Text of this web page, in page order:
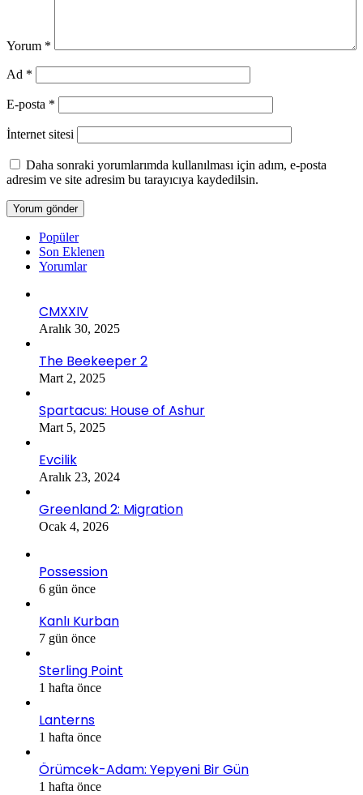
Yorum *
Ad *
E-posta *
İnternet sitesi
Daha sonraki yorumlarımda kullanılması için adım, e-posta
adresim ve site adresim bu tarayıcıya kaydedilsin.
Popüler
Son Eklenen
Yorumlar
CMXXIV
Aralık 30, 2025
The Beekeeper 2
Mart 2, 2025
Spartacus: House of Ashur
Mart 5, 2025
Evcilik
Aralık 23, 2024
Greenland 2: Migration
Ocak 4, 2026
Possession
6 gün önce
Kanlı Kurban
7 gün önce
Sterling Point
1 hafta önce
Lanterns
1 hafta önce
Örümcek-Adam: Yepyeni Bir Gün
1 hafta önce